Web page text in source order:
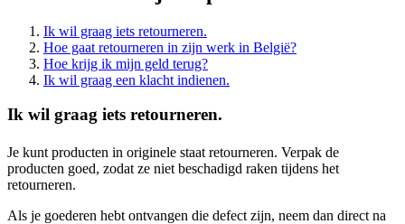
Ik wil graag iets retourneren.
Hoe gaat retourneren in zijn werk in België?
Hoe krijg ik mijn geld terug?
Ik wil graag een klacht indienen.
Ik wil graag iets retourneren.
Je kunt producten in originele staat retourneren. Verpak de
producten goed, zodat ze niet beschadigd raken tijdens het
retourneren.
Als je goederen hebt ontvangen die defect zijn, neem dan direct na